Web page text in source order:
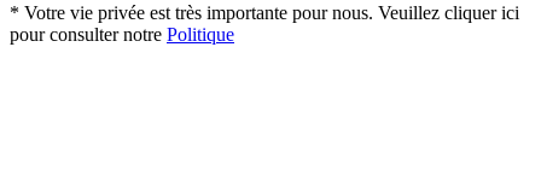
* Votre vie privée est très importante pour nous. Veuillez cliquer ici
pour consulter notre Politique